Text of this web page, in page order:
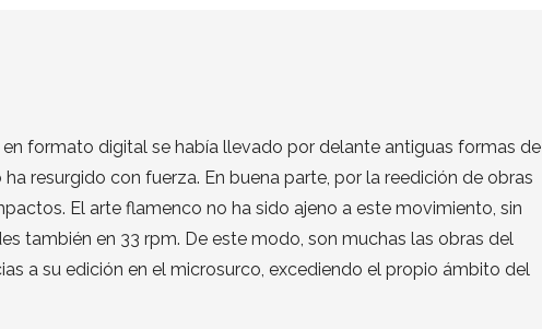
formato digital se había llevado por delante antiguas formas de
resurgido con fuerza. En buena parte, por la reedición de obras
El arte flamenco no ha sido ajeno a este movimiento, sin
también en 33 rpm. De este modo, son muchas las obras del
a su edición en el microsurco, excediendo el propio ámbito del